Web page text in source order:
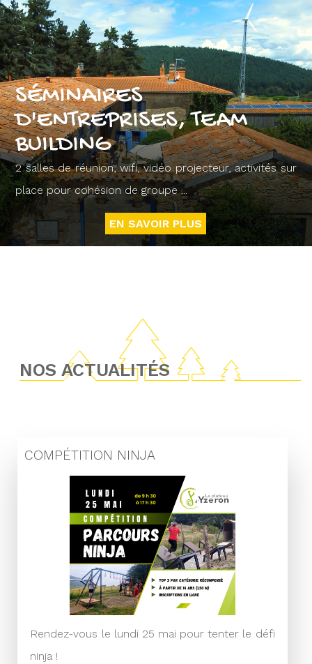
SÉMINAIRES
D'ENTREPRISES, TEAM
BUILDING
2 salles de réunion, wifi, vidéo projecteur, activités sur
place pour cohésion de groupe ...
EN SAVOIR PLUS
NOS ACTUALITÉS
COMPÉTITION NINJA
Rendez-vous le lundi 25 mai pour tenter le défi
ninja !